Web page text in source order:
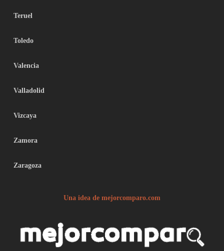
Teruel
Toledo
Valencia
Valladolid
Vizcaya
Zamora
Zaragoza
Una idea de mejorcomparo.com